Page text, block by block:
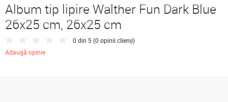
Album tip lipire Walther Fun Dark Blue
26x25 cm, 26x25 cm
0 din 5 (0 opinii clienți)
Adaugă opinie